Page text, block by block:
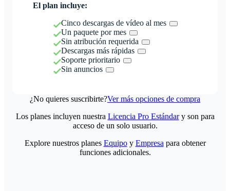
El plan incluye:
Cinco descargas de vídeo al mes
Un paquete por mes
Sin atribución requerida
Descargas más rápidas
Soporte prioritario
Sin anuncios
¿No quieres suscribirte?Ver más opciones de compra
Los planes incluyen nuestra Licencia Pro Estándary son para
acceso de un solo usuario.
Explore nuestros planes Equipoy Empresa para obtener
funciones adicionales.